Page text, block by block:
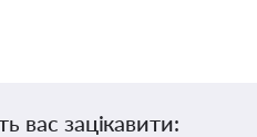
вас зацікавити: